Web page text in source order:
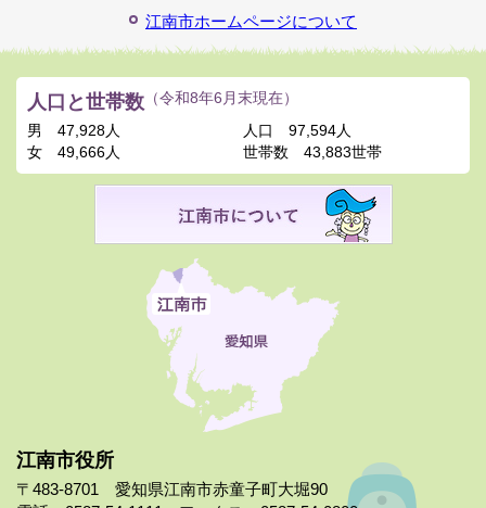
江南市ホームページについて
江南市役所
〒483-8701 愛知県江南市赤童子町大堀90
人口と世帯数 （令和8年6月末現在）
男
47,928人
女
49,666人
人口
97,594人
世帯数
43,883世帯